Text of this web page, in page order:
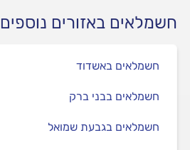
חשמלאים באזורים נוספים
חשמלאים באשדוד
חשמלאים בבני ברק
חשמלאים בגבעת שמואל